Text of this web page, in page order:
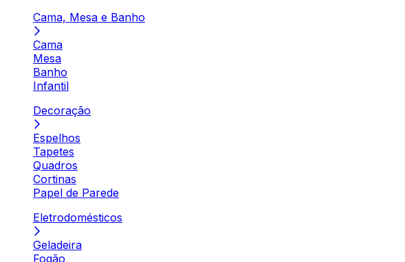
Cama, Mesa e Banho
Cama
Mesa
Banho
Infantil
Decoração
Espelhos
Tapetes
Quadros
Cortinas
Papel de Parede
Eletrodomésticos
Geladeira
Fogão